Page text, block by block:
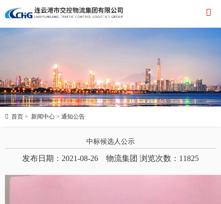

 首页 > 新闻中心 > 通知公告
中标候选人公示
发布日期：2021-08-26 物流集团 浏览次数： 11825